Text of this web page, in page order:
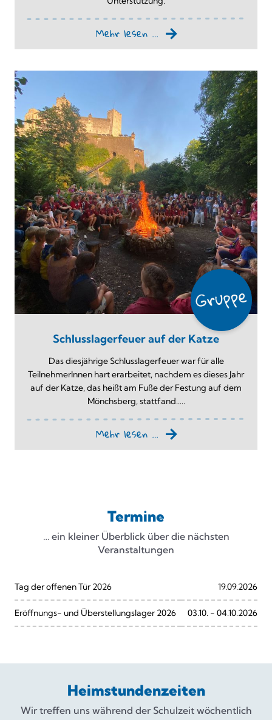
Mehr lesen …
Schlusslagerfeuer auf der Katze
Das diesjährige Schlusslagerfeuer war für alle
TeilnehmerInnen hart erarbeitet, nachdem es dieses Jahr
auf der Katze, das heißt am Fuße der Festung auf dem
Mönchsberg, stattfand.....
Mehr lesen …
Termine
… ein kleiner Überblick über die nächsten
Veranstaltungen
Tag der offenen Tür 2026 19.09.2026
Eröffnungs- und Überstellungslager 2026 03.10. - 04.10.2026
Heimstundenzeiten
Wir treffen uns während der Schulzeit wöchentlich